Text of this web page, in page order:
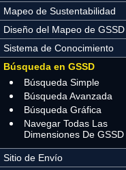
Mapeo de Sustentabilidad
Diseño del Mapeo de GSSD
Sistema de Conocimiento
Búsqueda en GSSD
Búsqueda Simple
Búsqueda Avanzada
Búsqueda Gráfica
Navegar Todas Las
Dimensiones De GSSD
Sitio de Envío